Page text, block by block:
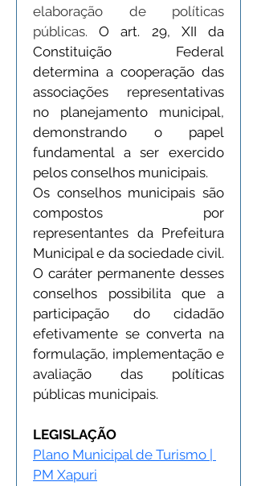
elaboração de políticas
públicas. O art. 29, XII da
Constituição Federal
determina a cooperação das
associações representativas
no planejamento municipal,
demonstrando o papel
fundamental a ser exercido
pelos conselhos municipais.
Os conselhos municipais são
compostos por
representantes da Prefeitura
Municipal e da sociedade civil.
O caráter permanente desses
conselhos possibilita que a
participação do cidadão
efetivamente se converta na
formulação, implementação e
avaliação das políticas
públicas municipais.
LEGISLAÇÃO
Plano Municipal de Turismo |
PM Xapuri